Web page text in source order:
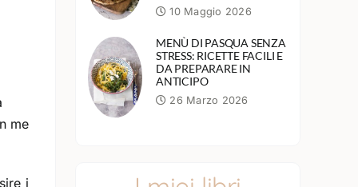
me
i
10 Maggio 2026
MENÙ DI PASQUA SENZA
STRESS: RICETTE FACILI E
DA PREPARARE IN
ANTICIPO
26 Marzo 2026